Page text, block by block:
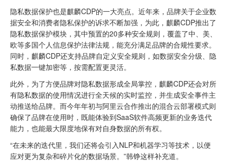
隐私数据保护也是麒麟CDP的一大亮点。近年来，品牌关于企业数
据安全和消费者隐私保护的诉求不断加强，为此，麒麟CDP推出了
隐私数据保护模块，其中预置的20多种安全规则，覆盖了中、美、
欧等多国个人信息保护法律法规，能充分满足品牌的合规性要求。
同时，麒麟CDP还支持品牌自定义安全规则，如数据安全分级、隐
私数据一键加密等，按需配置更灵活。
此外，为了方便品牌对隐私数据形成全局掌控，麒麟CDP还会对所
有隐私数据的使用情况进行全天候的实时监控，并生成安全事件主
动推送给品牌。而今年年初与阿里云合作推出的混合云部署模式则
确保了品牌在使用时，既能体验到SaaS软件高频更新的业务迭代
能力，也能最大限度地保有对自身数据的所有权。
“在未来的迭代里，我们还将会引入NLP和机器学习等技术，以便
应对更为复杂和碎片化的数据场景。”韩铮这样补充道。